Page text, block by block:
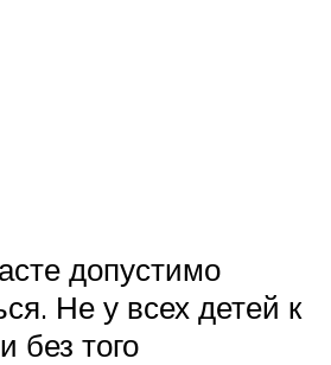
допустимо
Не у всех детей к
без того